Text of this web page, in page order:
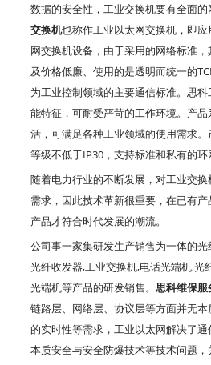
数据的安全性，工业交换机要有全面
交换机也称作工业以太网交换机，即
网交换机设备，由于采用的网络标准
及价格低廉、使用的是透明而统一的
为工业控制领域的主要通信标准。思
能特征，可耐受严苛的工作环境。产
活，可满足各种工业领域的使用需求
等级不低于IP30，支持标准和私有的环
随着电力行业的不断发展，对工业交
需求，因此技术革新很重要，在已有
产品才符合时代发展的潮流。
公司事一家集研发生产销售为一体的
光纤收发器,工业交换机,电话光端机,光
光端机等产品的研发销售。思科维保服
链路层、网络层、协议层等方面并无
的实时性等需求，工业以太网解决了通
本质安全与安全防爆技术等技术问题